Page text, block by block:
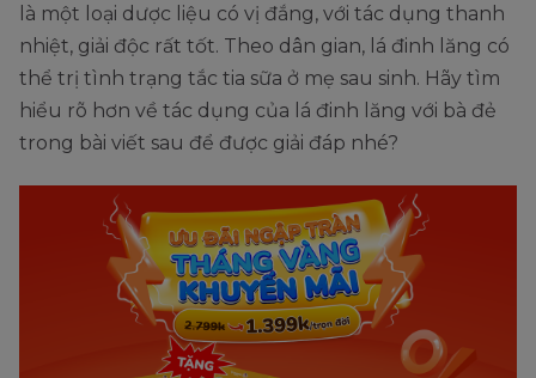
là một loại dược liệu có vị đắng, với tác dụng thanh
nhiệt, giải độc rất tốt. Theo dân gian, lá đinh lăng có
thể trị tình trạng tắc tia sữa ở mẹ sau sinh. Hãy tìm
hiểu rõ hơn về tác dụng của lá đinh lăng với bà đẻ
trong bài viết sau để được giải đáp nhé?